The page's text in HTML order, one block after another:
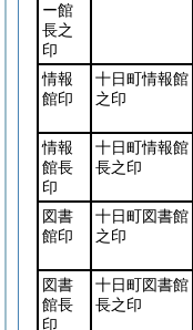
ー館
長之
印
情報
館印
十日町情報館
之印
情報
館長
印
十日町情報館
長之印
図書
館印
十日町図書館
之印
図書
館長
印
十日町図書館
長之印